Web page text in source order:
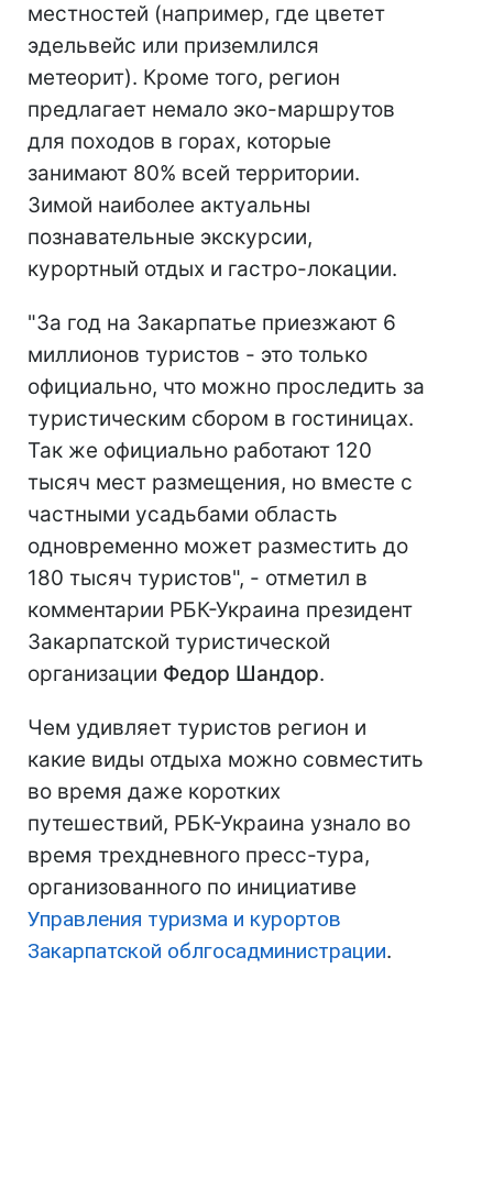
местностей (например, где цветет
эдельвейс или приземлился
метеорит). Кроме того, регион
предлагает немало эко-маршрутов
для походов в горах, которые
занимают 80% всей территории.
Зимой наиболее актуальны
познавательные экскурсии,
курортный отдых и гастро-локации.
"За год на Закарпатье приезжают 6
миллионов туристов - это только
официально, что можно проследить за
туристическим сбором в гостиницах.
Так же официально работают 120
тысяч мест размещения, но вместе с
частными усадьбами область
одновременно может разместить до
180 тысяч туристов", - отметил в
комментарии РБК-Украина президент
Закарпатской туристической
организации Федор Шандор.
Чем удивляет туристов регион и
какие виды отдыха можно совместить
во время даже коротких
путешествий, РБК-Украина узнало во
время трехдневного пресс-тура,
организованного по инициативе
Управления туризма и курортов
Закарпатской облгосадминистрации.